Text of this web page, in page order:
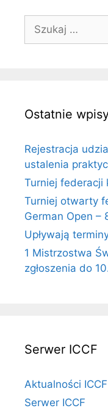
Szukaj:
Ostatnie
Rejestracja
ustalenia
Turniej federacji
Turniej otwarty
German Open –
Upływają
1 Mistrzostwa
zgłoszenia do
Serwer ICCF
Aktualności ICCF
Serwer ICCF